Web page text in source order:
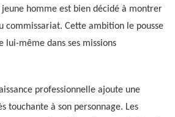
homme est bien décidé à montrer
commissariat. Cette ambition le pousse
lui-même dans ses missions
professionnelle ajoute une
touchante à son personnage. Les